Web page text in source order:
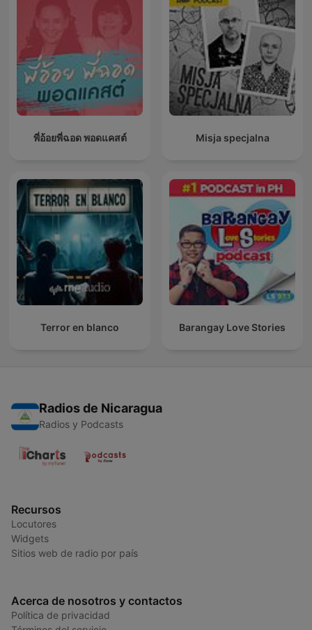
พี่อ้อยพี่ฉอด พอดแคสต์ Misja specjalna
Terror en blanco Barangay Love Stories
Radios de Nicaragua
Radios y Podcasts
Recursos
Locutores
Widgets
Sitios web de radio por país
Acerca de nosotros y contactos
Política de privacidad